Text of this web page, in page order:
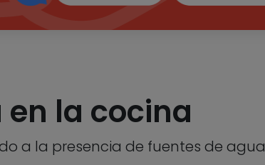
la cocina
a la presencia de fuentes de agua